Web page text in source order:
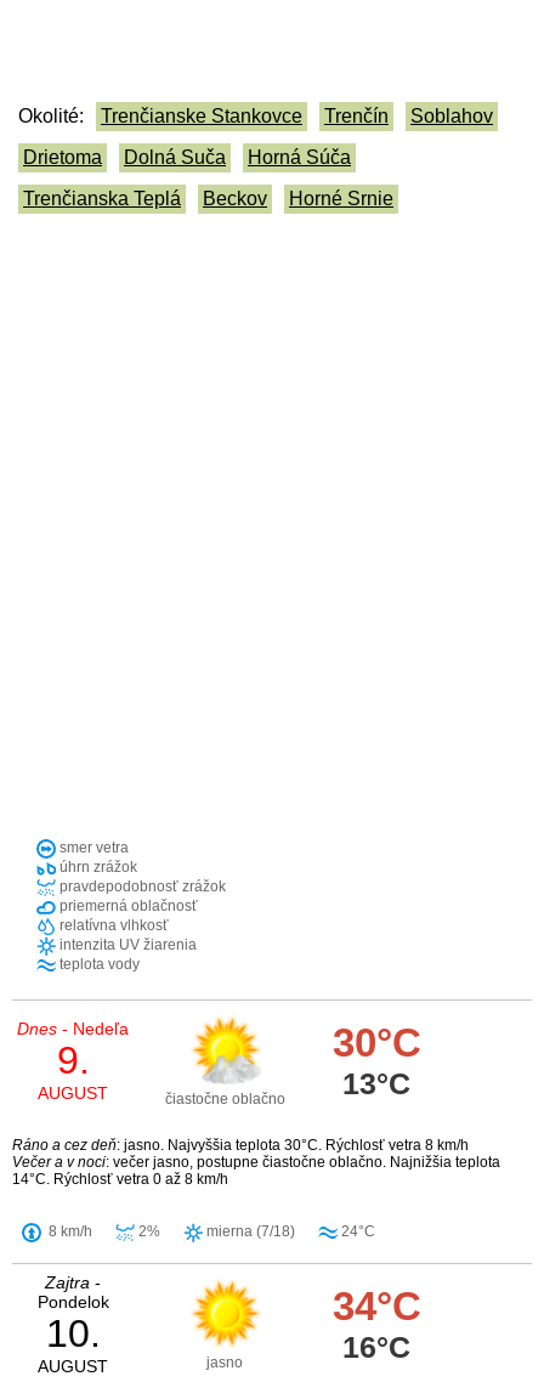
Okolité: Trenčianske Stankovce Trenčín
Soblahov
Drietoma
Dolná Suča
Horná Súča
Trenčianska Teplá
Beckov Horné Srnie
smer vetra
úhrn zrážok
pravdepodobnosť zrážok
priemerná oblačnosť
relatívna vlhkosť
intenzita UV žiarenia
teplota vody
Dnes - Nedeľa
9.
AUGUST čiastočne oblačno
30°C
13°C
Ráno a cez deň: jasno. Najvyššia teplota 30°C. Rýchlosť vetra 8 km/h
Večer a v noci: večer jasno, postupne čiastočne oblačno. Najnižšia teplota
14°C. Rýchlosť vetra 0 až 8 km/h
8 km/h 2% mierna (7/18) 24°C
Zajtra -
Pondelok
10.
AUGUST jasno
34°C
16°C